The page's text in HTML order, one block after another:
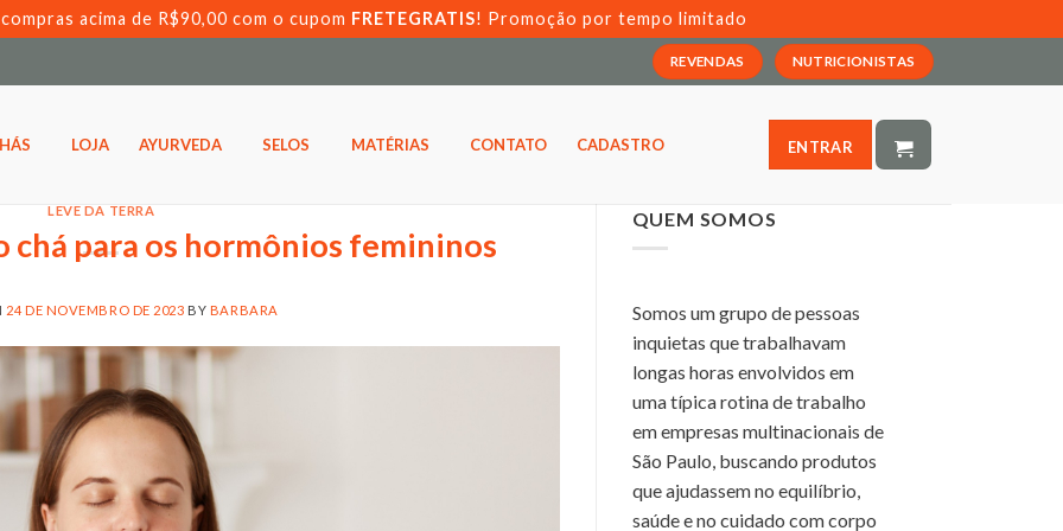
acima de R$90,00 com o cupom FRETEGRATIS! Promoção por tempo limitado
REVENDAS NUTRICIONISTAS
LOJA AYURVEDA SELOS MATÉRIAS CONTATO CADASTRO ENTRAR
LEVE DA TERRA
chá para os hormônios femininos
24 DE NOVEMBRO DE 2023 BY BARBARA
QUEM SOMOS
Somos um grupo de pessoas
inquietas que trabalhavam
longas horas envolvidos em
uma típica rotina de trabalho
em empresas multinacionais de
São Paulo, buscando produtos
que ajudassem no equilíbrio,
saúde e no cuidado com corpo